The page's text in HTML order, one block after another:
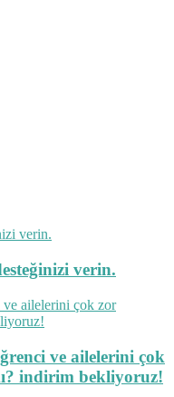
verin.
ve ailelerini çok
indirim bekliyoruz!